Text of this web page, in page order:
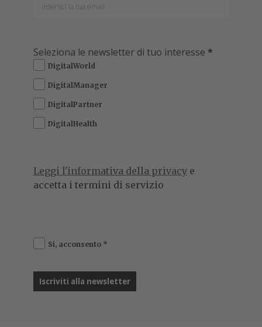
Seleziona le newsletter di tuo interesse *
DigitalWorld
DigitalManager
DigitalPartner
DigitalHealth
Leggi l'informativa della privacy e
accetta i termini di servizio
Si, acconsento *